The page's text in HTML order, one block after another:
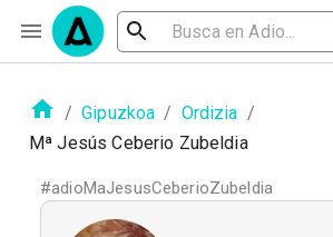
/ Gipuzkoa / Ordizia /
Mª Jesús Ceberio Zubeldia
#adioMaJesusCeberioZubeldia